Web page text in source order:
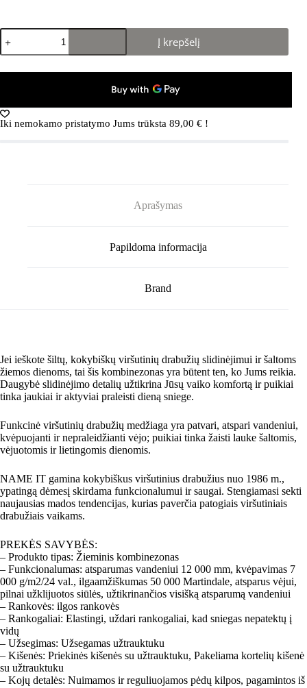
produkto
kiekis:
NAME
(Ruda/Mėlyna)
Į krepšelį
Iki nemokamo pristatymo Jums trūksta 89,00 € !
Aprašymas
Papildoma informacija
Brand
Jei ieškote šiltų, kokybiškų viršutinių drabužių slidinėjimui ir šaltoms
žiemos dienoms, tai šis kombinezonas yra būtent ten, ko Jums reikia.
Daugybė slidinėjimo detalių užtikrina Jūsų vaiko komfortą ir puikiai
tinka jaukiai ir aktyviai praleisti dieną sniege.
Funkcinė viršutinių drabužių medžiaga yra patvari, atspari vandeniui,
kvėpuojanti ir nepraleidžianti vėjo; puikiai tinka žaisti lauke šaltomis,
vėjuotomis ir lietingomis dienomis.
NAME IT gamina kokybiškus viršutinius drabužius nuo 1986 m.,
ypatingą dėmesį skirdama funkcionalumui ir saugai. Stengiamasi sekti
naujausias mados tendencijas, kurias paverčia patogiais viršutiniais
drabužiais vaikams.
PREKĖS SAVYBĖS:
– Produkto tipas: Žieminis kombinezonas
– Funkcionalumas: atsparumas vandeniui 12 000 mm, kvėpavimas 7
000 g/m2/24 val., ilgaamžiškumas 50 000 Martindale, atsparus vėjui,
pilnai užklijuotos siūlės, užtikrinančios visišką atsparumą vandeniui
– Rankovės: ilgos rankovės
– Rankogaliai: Elastingi, uždari rankogaliai, kad sniegas nepatektų į
vidų
– Užsegimas: Užsegamas užtrauktuku
– Kišenės: Priekinės kišenės su užtrauktuku, Pakeliama kortelių kišenė
su užtrauktuku
– Kojų detalės: Nuimamos ir reguliuojamos pėdų kilpos, pagamintos iš